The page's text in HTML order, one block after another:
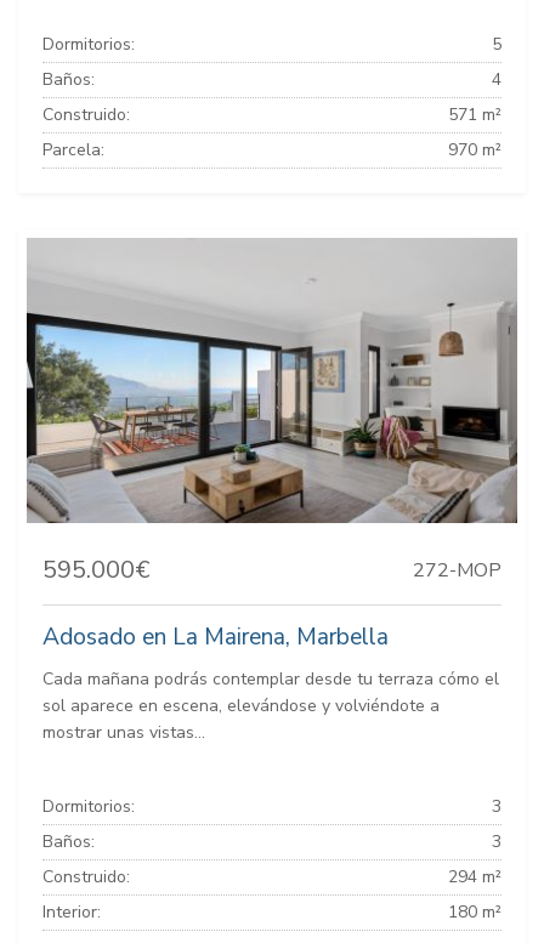
Dormitorios:
5
Baños:
4
Construido:
571 m²
Parcela:
970 m²
595.000€ 272-MOP
Adosado en La Mairena, Marbella
Cada mañana podrás contemplar desde tu terraza cómo el
sol aparece en escena, elevándose y volviéndote a
mostrar unas vistas...
Dormitorios:
3
Baños:
3
Construido:
294 m²
Interior:
180 m²